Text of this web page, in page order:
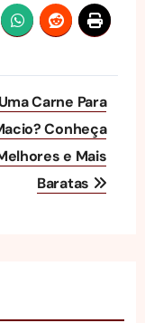
Carne Para
Conheça
e Mais
Baratas